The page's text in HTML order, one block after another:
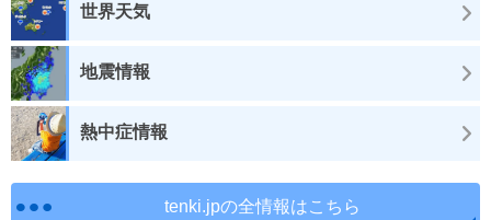
世界天気
地震情報
熱中症情報
tenki.jpの全情報はこちら